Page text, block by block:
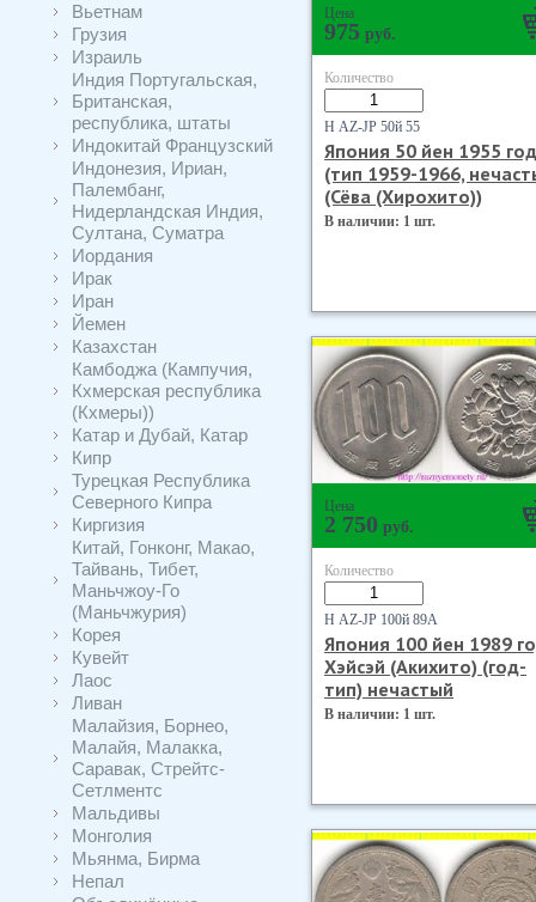
Вьетнам
Грузия
Израиль
Индия Португальская,
Британская,
республика, штаты
Индокитай Французский
Индонезия, Ириан,
Палембанг,
Нидерландская Индия,
Султана, Суматра
Иордания
Ирак
Иран
Йемен
Казахстан
Камбоджа (Кампучия,
Кхмерская республика
(Кхмеры))
Катар и Дубай, Катар
Кипр
Турецкая Республика
Северного Кипра
Киргизия
Китай, Гонконг, Макао,
Тайвань, Тибет,
Маньчжоу-Го
(Маньчжурия)
Корея
Кувейт
Лаос
Ливан
Малайзия, Борнео,
Малайя, Малакка,
Саравак, Стрейтс-
Сетлментс
Мальдивы
Монголия
Мьянма, Бирма
Непал
Цена
975 руб.
Количество
Н AZ-JP 50й 55
Япония 50 йен 1955 год
(тип 1959-1966,
(Сёва (Хирохито))
В наличии: 1 шт.
Цена
2 750 руб.
Количество
Н AZ-JP 100й 89А
Япония 100 йен 1989
Хэйсэй (Акихито) (год-
тип) нечастый
В наличии: 1 шт.